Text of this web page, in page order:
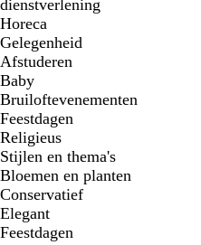
dienstverlening
Horeca
Gelegenheid
Afstuderen
Baby
Bruiloftevenementen
Feestdagen
Religieus
Stijlen en thema's
Bloemen en planten
Conservatief
Elegant
Feestdagen